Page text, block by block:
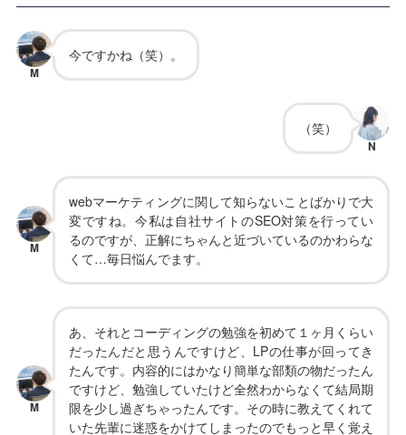
M
今ですかね（笑）。
（笑）
N
M
webマーケティングに関して知らないことばかりで大
変ですね。今私は自社サイトのSEO対策を行ってい
るのですが、正解にちゃんと近づいているのかわらな
くて…毎日悩んでます。
M
あ、それとコーディングの勉強を初めて１ヶ月くらい
だったんだと思うんですけど、LPの仕事が回ってき
たんです。内容的にはかなり簡単な部類の物だったん
ですけど、勉強していたけど全然わからなくて結局期
限を少し過ぎちゃったんです。その時に教えてくれて
いた先輩に迷惑をかけてしまったのでもっと早く覚え